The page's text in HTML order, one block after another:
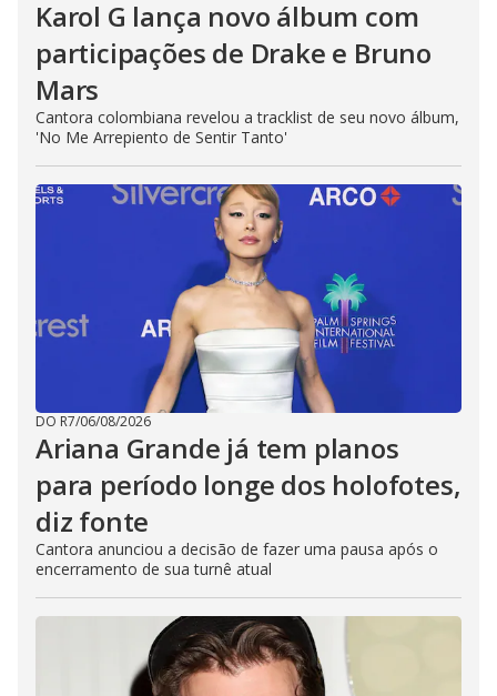
Karol G lança novo álbum com
participações de Drake e Bruno
Mars
Cantora colombiana revelou a ​tracklist de seu novo álbum,
'No Me Arrepiento de Sentir Tanto'
DO R7/06/08/2026
Ariana Grande já tem planos
para período longe dos holofotes,
diz fonte
Cantora anunciou a decisão de fazer uma pausa após o
encerramento de sua turnê atual